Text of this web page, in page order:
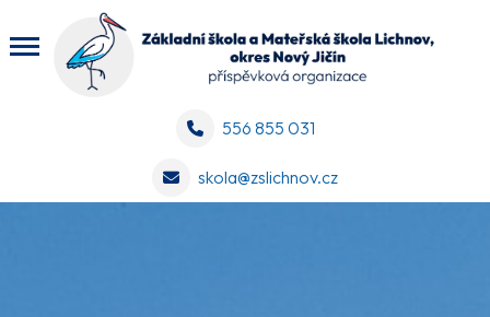
556 855 031
skola@zslichnov.cz